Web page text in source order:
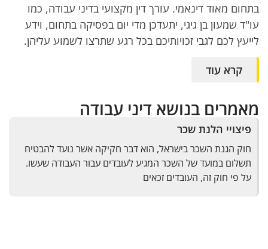
בתחום מאוד דינאמי. עורך דין מקצועי בדיני עבודה, כמו
עו"ד שמעון בן גיגי, יתעדכן מדי יום בפסיקה בתחום, וידע
לייעץ לכם לגבי זכויותיכם בכל רגע שתרצו לשמוע עליהן.
קרא עוד
מאמרים בנושא דיני עבודה
פיצויי הלנת שכר
חוק הגנת השכר בישראל, הוא דבר חקיקה אשר נועד להבטיח
תשלום במועד של השכר המגיע לעובדים עבור העבודה שעשו.
על פי חוק זה, העובדים זכאים